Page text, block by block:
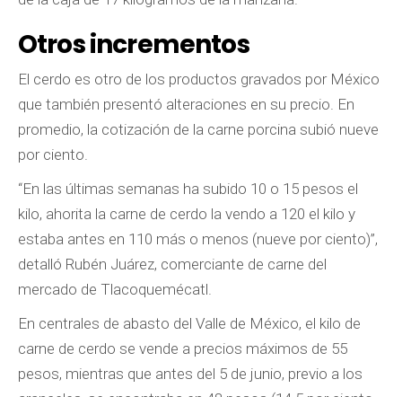
Otros incrementos
El cerdo es otro de los productos gravados por México
que también presentó alteraciones en su precio. En
promedio, la cotización de la carne porcina subió nueve
por ciento.
“En las últimas semanas ha subido 10 o 15 pesos el
kilo, ahorita la carne de cerdo la vendo a 120 el kilo y
estaba antes en 110 más o menos (nueve por ciento)”,
detalló Rubén Juárez, comerciante de carne del
mercado de Tlacoquemécatl.
En centrales de abasto del Valle de México, el kilo de
carne de cerdo se vende a precios máximos de 55
pesos, mientras que antes del 5 de junio, previo a los